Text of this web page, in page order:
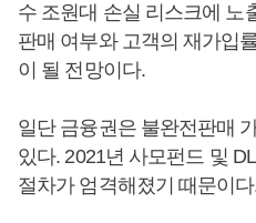
수 조원대 손실 리스크에 노
판매 여부와 고객의 재가입
이 될 전망이다.
일단 금융권은 불완전판매
있다. 2021년 사모펀드 및
절차가 엄격해졌기 때문이